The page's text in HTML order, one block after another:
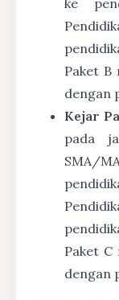
ke
Paket B
dengan
Kejar
pada
SMA/
Paket C
dengan